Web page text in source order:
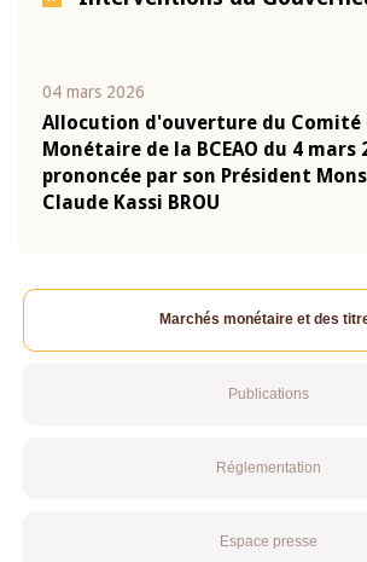
04 mars 2026
Allocution d'ouverture du Comité
Monétaire de la BCEAO du 4 mars
prononcée par son Président
Claude Kassi BROU
Marchés monétaire et des
Publications
Réglementation
Espace presse